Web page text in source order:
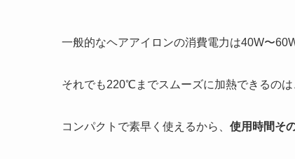
一般的なヘアアイロンの消費電力は40W〜
それでも220℃までスムーズに加熱できるのは
コンパクトで素早く使えるから、 使用時間そ